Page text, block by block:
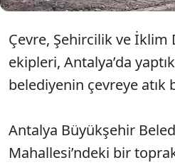
Çevre, Şehircilik ve İklim
ekipleri, Antalya’da
belediyenin çevreye atık
Antalya Büyükşehir
Mahallesi’ndeki bir